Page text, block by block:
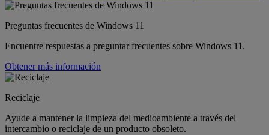
Preguntas frecuentes de Windows 11
Encuentre respuestas a preguntar frecuentes sobre Windows 11.
Obtener más información
Reciclaje
Ayude a mantener la limpieza del medioambiente a través del
intercambio o reciclaje de un producto obsoleto.